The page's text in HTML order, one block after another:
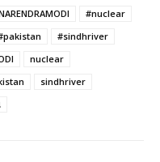
#nuclear
#sindhriver
nuclear
sindhriver